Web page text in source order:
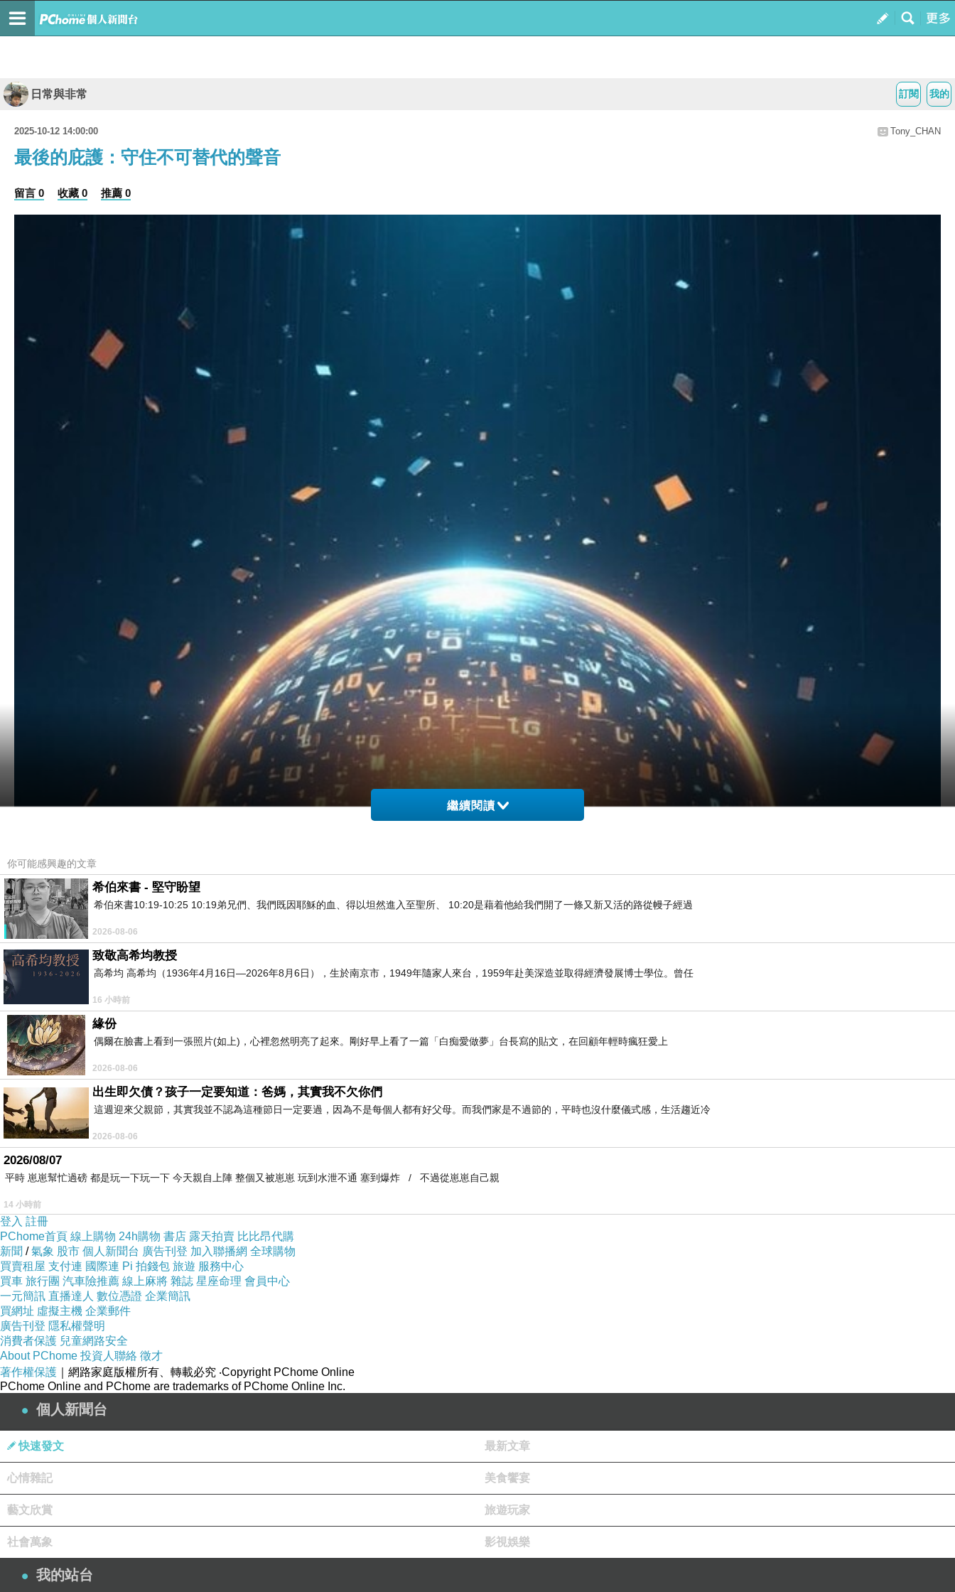
我的
訂閱
日常與非常
2025-10-12 14:00:00 Tony_CHAN
最後的庇護：守住不可替代的聲音
留言 0 收藏 0 推薦 0
繼續閱讀
你可能感興趣的文章
希伯來書 - 堅守盼望
希伯來書10:19-10:25 10:19弟兄們、我們既因耶穌的血、得以坦然進入至聖所、 10:20是藉着他給我們開了一條又新又活的路從幔子經過
2026-08-06
致敬高希均教授
高希均 高希均（1936年4月16日—2026年8月6日），生於南京市，1949年隨家人來台，1959年赴美深造並取得經濟發展博士學位。曾任
16 小時前
緣份
偶爾在臉書上看到一張照片(如上)，心裡忽然明亮了起來。剛好早上看了一篇「白痴愛做夢」台長寫的貼文，在回顧年輕時瘋狂愛上
2026-08-06
出生即欠債？孩子一定要知道：爸媽，其實我不欠你們
這週迎來父親節，其實我並不認為這種節日一定要過，因為不是每個人都有好父母。而我們家是不過節的，平時也沒什麼儀式感，生活趨近冷
2026-08-06
2026/08/07
平時 崽崽幫忙過磅 都是玩一下玩一下 今天親自上陣 整個又被崽崽 玩到水泄不通 塞到爆炸 / 不過從崽崽自己親
14 小時前
登入 註冊
PChome首頁 線上購物 24h購物 書店 露天拍賣 比比昂代購
新聞 /氣象 股市 個人新聞台 廣告刊登 加入聯播網 全球購物
買賣租屋 支付連 國際連 Pi 拍錢包 旅遊 服務中心
買車 旅行團 汽車險推薦 線上麻將 雜誌 星座命理 會員中心
一元簡訊 直播達人 數位憑證 企業簡訊
買網址 虛擬主機 企業郵件
廣告刊登 隱私權聲明
消費者保護 兒童網路安全
About PChome 投資人聯絡 徵才
著作權保護 ｜網路家庭版權所有、轉載必究 ‧Copyright PChome Online
PChome Online and PChome are trademarks of PChome Online Inc.
個人新聞台
快速發文 最新文章
心情雜記 美食饗宴
藝文欣賞 旅遊玩家
社會萬象 影視娛樂
我的站台